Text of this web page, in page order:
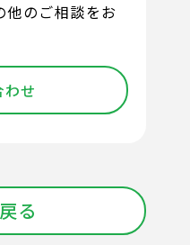
他のご相談をお
せ
る